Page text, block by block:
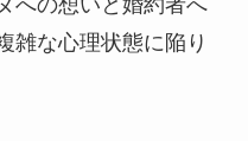
雑な心理状態に陥り